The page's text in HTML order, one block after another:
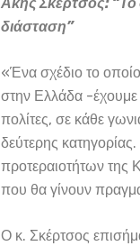
διάσταση”
«Ένα σχέδιο το
στην Ελλάδα -έχουμε
πολίτες, σε κάθε
δεύτερης
προτεραιοτήτων της
που θα γίνουν
Ο κ. Σκέρτσος